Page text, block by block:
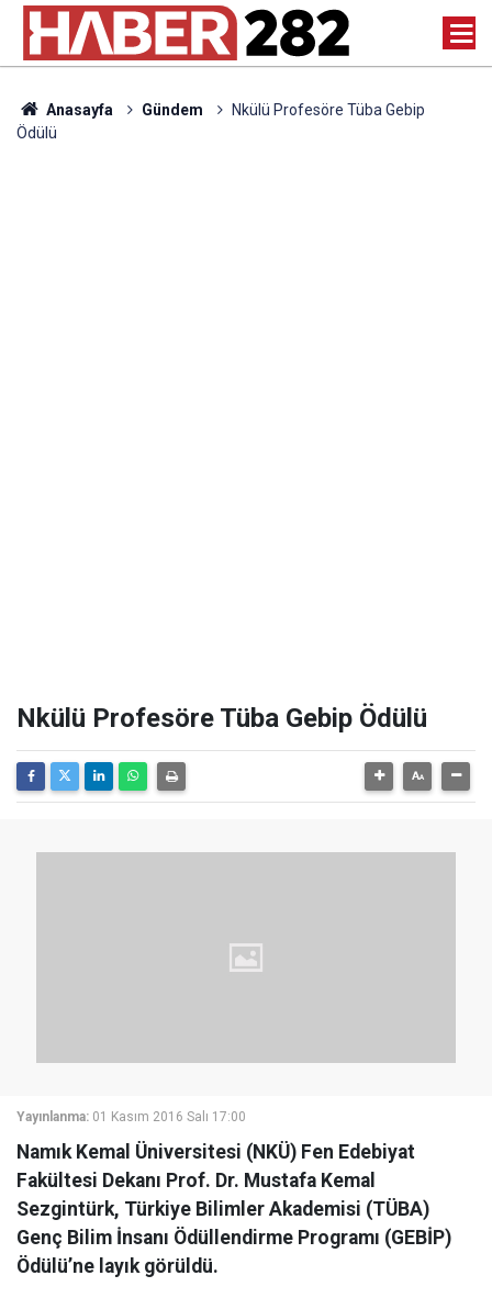
Anasayfa Gündem
Nkülü Profesöre Tüba Gebip
Ödülü
Nkülü Profesöre Tüba Gebip Ödülü
Yayınlanma: 01 Kasım 2016 Salı 17:00
Namık Kemal Üniversitesi (NKÜ) Fen Edebiyat
Fakültesi Dekanı Prof. Dr. Mustafa Kemal
Sezgintürk, Türkiye Bilimler Akademisi (TÜBA)
Genç Bilim İnsanı Ödüllendirme Programı (GEBİP)
Ödülü’ne layık görüldü.